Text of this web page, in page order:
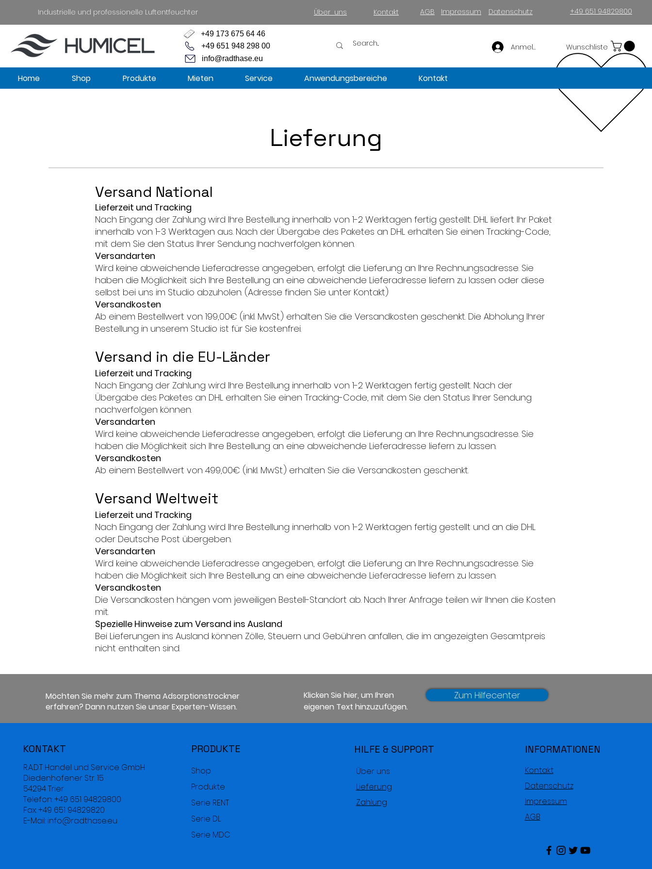
Industrielle und professionelle Luftentfeuchter Über uns Kontakt AGB Impressum Datenschutz +49 651 94829800
+49 651 948 298 00
+49 173 675 64 46
info@radthase.eu
Anmelden Wunschliste
Home Shop Produkte Mieten Service Anwendungsbereiche Kontakt
Lieferung
Versand National
Lieferzeit und Tracking
Nach Eingang der Zahlung wird Ihre Bestellung innerhalb von 1-2 Werktagen fertig gestellt. DHL liefert Ihr Paket
innerhalb von 1-3 Werktagen aus. Nach der Übergabe des Paketes an DHL erhalten Sie einen Tracking-Code,
mit dem Sie den Status Ihrer Sendung nachverfolgen können.
Versandarten
Wird keine abweichende Lieferadresse angegeben, erfolgt die Lieferung an Ihre Rechnungsadresse. Sie
haben die Möglichkeit sich Ihre Bestellung an eine abweichende Lieferadresse liefern zu lassen oder diese
selbst bei uns im Studio abzuholen. (Adresse finden Sie unter Kontakt)
Versandkosten
Ab einem Bestellwert von 199,00€ (inkl. MwSt.) erhalten Sie die Versandkosten geschenkt. Die Abholung Ihrer
Bestellung in unserem Studio ist für Sie kostenfrei.
​Versand in die EU-Länder
Lieferzeit und Tracking
Nach Eingang der Zahlung wird Ihre Bestellung innerhalb von 1-2 Werktagen fertig gestellt. Nach der
Übergabe des Paketes an DHL erhalten Sie einen Tracking-Code, mit dem Sie den Status Ihrer Sendung
nachverfolgen können.
Versandarten
Wird keine abweichende Lieferadresse angegeben, erfolgt die Lieferung an Ihre Rechnungsadresse. Sie
haben die Möglichkeit sich Ihre Bestellung an eine abweichende Lieferadresse liefern zu lassen.
Versandkosten
Ab einem Bestellwert von 499,00€ (inkl. MwSt.) erhalten Sie die Versandkosten geschenkt.
Versand Weltweit
Lieferzeit und Tracking
Nach Eingang der Zahlung wird Ihre Bestellung innerhalb von 1-2 Werktagen fertig gestellt und an die DHL
oder Deutsche Post übergeben.
Versandarten
Wird keine abweichende Lieferadresse angegeben, erfolgt die Lieferung an Ihre Rechnungsadresse. Sie
haben die Möglichkeit sich Ihre Bestellung an eine abweichende Lieferadresse liefern zu lassen.
Versandkosten
Die Versandkosten hängen vom jeweiligen Bestell-Standort ab. Nach Ihrer Anfrage teilen wir Ihnen die Kosten
mit.
Spezielle Hinweise zum Versand ins Ausland
Bei Lieferungen ins Ausland können Zölle, Steuern und Gebühren anfallen, die im angezeigten Gesamtpreis
nicht enthalten sind.
Möchten Sie mehr zum Thema Adsorptionstrockner
erfahren? Dann nutzen Sie unser Experten-Wissen.
Klicken Sie hier, um Ihren
eigenen Text hinzuzufügen.
Zum Hilfecenter
KONTAKT
R.A.D.T Handel und Service GmbH
Diedenhofener Str. 15
54294 Trier
Telefon: +49 651 94829800
Fax: +49 651 94829820
E-Mail: info@radthase.eu
PRODUKTE
Shop
Produkte
Serie RENT
Serie DL
Serie MDC
HILFE & SUPPORT
Über uns
Lieferung
Zahlung
INFORMATIONEN
Kontakt
Datenschutz
Impressum
AGB